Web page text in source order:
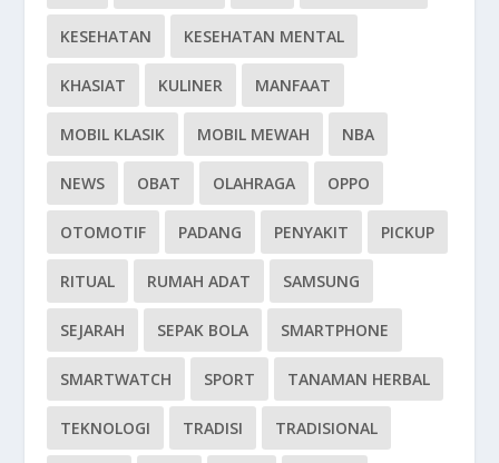
KESEHATAN KESEHATAN MENTAL
KHASIAT KULINER MANFAAT
MOBIL KLASIK MOBIL MEWAH NBA
NEWS OBAT OLAHRAGA OPPO
OTOMOTIF PADANG PENYAKIT PICKUP
RITUAL RUMAH ADAT SAMSUNG
SEJARAH SEPAK BOLA SMARTPHONE
SMARTWATCH SPORT TANAMAN HERBAL
TEKNOLOGI TRADISI TRADISIONAL